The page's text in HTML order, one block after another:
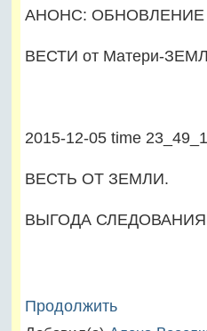
АНОНС: ОБНОВЛЕНИЕ
ВЕСТИ от Матери-
2015-12-05 time
ВЕСТЬ ОТ ЗЕМЛИ.
ВЫГОДА
Продолжить